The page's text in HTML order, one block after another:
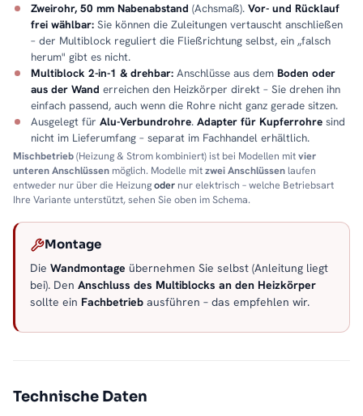
Zweirohr, 50 mm Nabenabstand (Achsmaß). Vor- und Rücklauf
frei wählbar: Sie können die Zuleitungen vertauscht anschließen
– der Multiblock reguliert die Fließrichtung selbst, ein „falsch
herum" gibt es nicht.
Multiblock 2-in-1 & drehbar: Anschlüsse aus dem Boden oder
aus der Wand erreichen den Heizkörper direkt – Sie drehen ihn
einfach passend, auch wenn die Rohre nicht ganz gerade sitzen.
Ausgelegt für Alu-Verbundrohre. Adapter für Kupferrohre sind
nicht im Lieferumfang – separat im Fachhandel erhältlich.
Mischbetrieb(Heizung & Strom kombiniert) ist bei Modellen mitvier
unteren Anschlüssen möglich. Modelle mitzwei Anschlüssen laufen
entweder nur über die Heizungoder nur elektrisch – welche Betriebsart
Ihre Variante unterstützt, sehen Sie oben im Schema.
Montage
Die Wandmontage übernehmen Sie selbst (Anleitung liegt
bei). Den Anschluss des Multiblocks an den Heizkörper
sollte ein Fachbetrieb ausführen – das empfehlen wir.
Technische Daten